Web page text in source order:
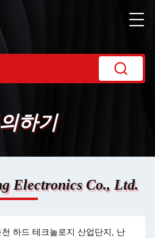
하기
Electronics Co., Ltd.
천 하드 테크놀로지 산업단지, 난